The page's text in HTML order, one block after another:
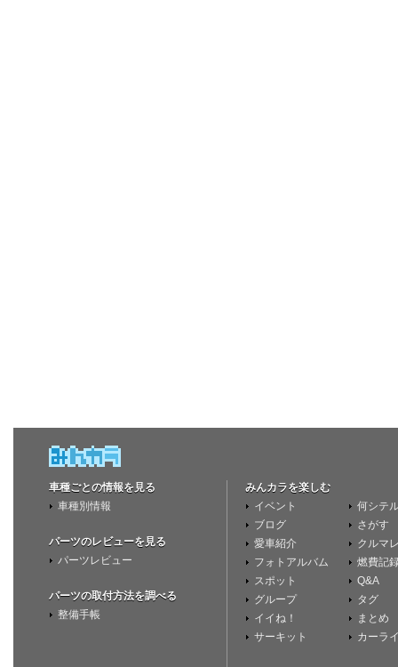
車種ごとの情報を見る
車種別情報
パーツのレビューを見る
パーツレビュー
パーツの取付方法を調べる
整備手帳
みんカラを楽しむ
イベント
ブログ
愛車紹介
フォトアルバム
スポット
グループ
イイね！
サーキット
何シテ
さがす
クルマ
燃費記
Q&A
タグ
まとめ
カーラ